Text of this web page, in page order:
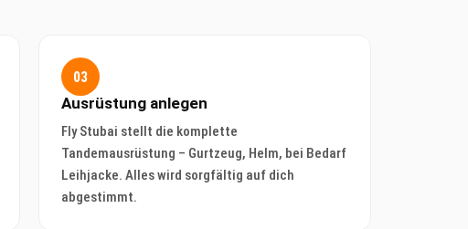
03
Ausrüstung anlegen
Fly Stubai stellt die komplette
Tandemausrüstung – Gurtzeug, Helm, bei Bedarf
Leihjacke. Alles wird sorgfältig auf dich
abgestimmt.